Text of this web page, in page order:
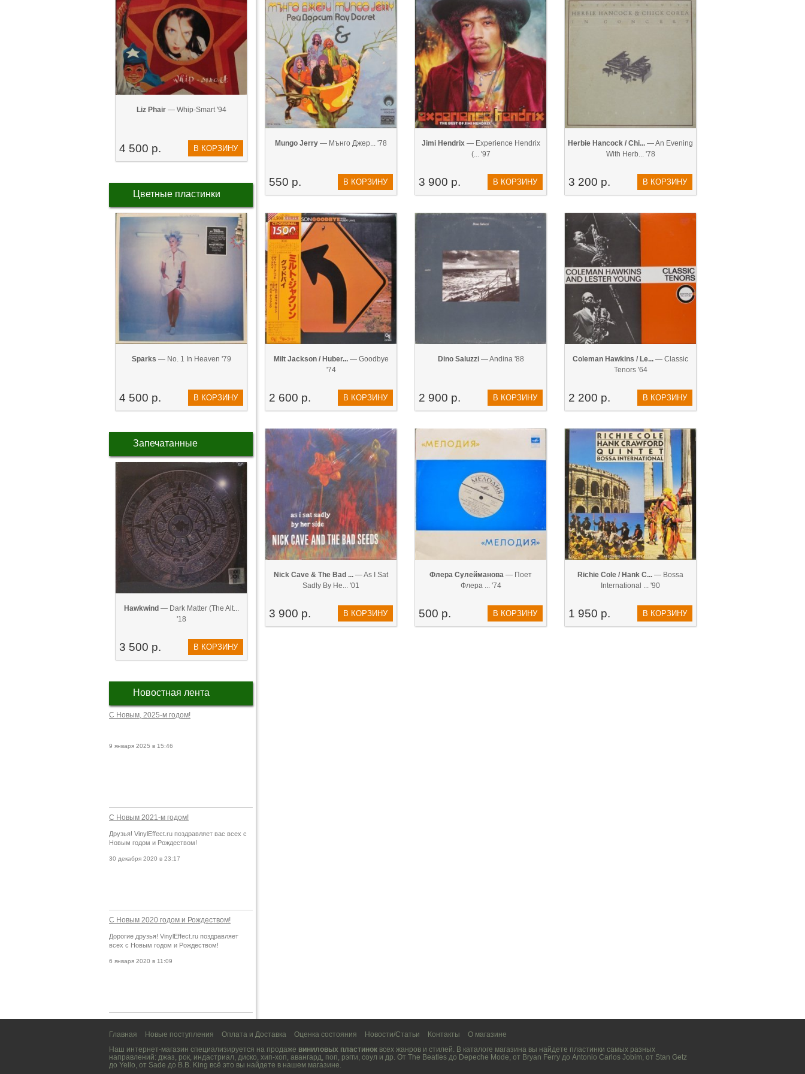
Liz Phair— Whip-Smart '94
4 500 р. В КОРЗИНУ
Цветные пластинки
Sparks — No. 1 In Heaven '79
4 500 р. В КОРЗИНУ
Запечатанные
Hawkwind — Dark Matter (The Alt...
'18
3 500 р. В КОРЗИНУ
Новостная лента
С Новым, 2025-м годом!
9 января 2025 в 15:46
С Новым 2021-м годом!
Друзья! VinylEffect.ru поздравляет вас всех с
Новым годом и Рождеством!
30 декабря 2020 в 23:17
С Новым 2020 годом и Рождеством!
Дорогие друзья! VinylEffect.ru поздравляет
всех с Новым годом и Рождеством!
6 января 2020 в 11:09
Mungo Jerry — Мънго Джер... '78
550 р. В КОРЗИНУ
Jimi Hendrix— Experience Hendrix
(... '97
3 900 р. В КОРЗИНУ
Herbie Hancock / Chi... — An Evening
With Herb... '78
3 200 р. В КОРЗИНУ
Milt Jackson / Huber...— Goodbye
'74
2 600 р. В КОРЗИНУ
Dino Saluzzi— Andina '88
2 900 р. В КОРЗИНУ
Coleman Hawkins / Le... — Classic
Tenors '64
2 200 р. В КОРЗИНУ
Nick Cave & The Bad ... — As I Sat
Sadly By He... '01
3 900 р. В КОРЗИНУ
Флера Сулейманова — Поет
Флера ... '74
500 р. В КОРЗИНУ
Richie Cole / Hank C... — Bossa
International ... '90
1 950 р. В КОРЗИНУ
Главная Новые поступления Оплата и Доставка Оценка состояния Новости/Статьи Контакты
О магазине
Наш интернет-магазин специализируется на продаже виниловых пластинок всех жанров и стилей. В каталоге магазина вы найдете пластинки самых разных
направлений: джаз, рок, индастриал, диско, хип-хоп, авангард, поп, рэгги, соул и др. От The Beatles до Depeche Mode, от Bryan Ferry до Antonio Carlos Jobim, от Stan Getz
до Yello, от Sade до B.B. King всё это вы найдете в нашем магазине.